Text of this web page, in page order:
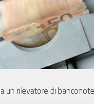
un rilevatore di